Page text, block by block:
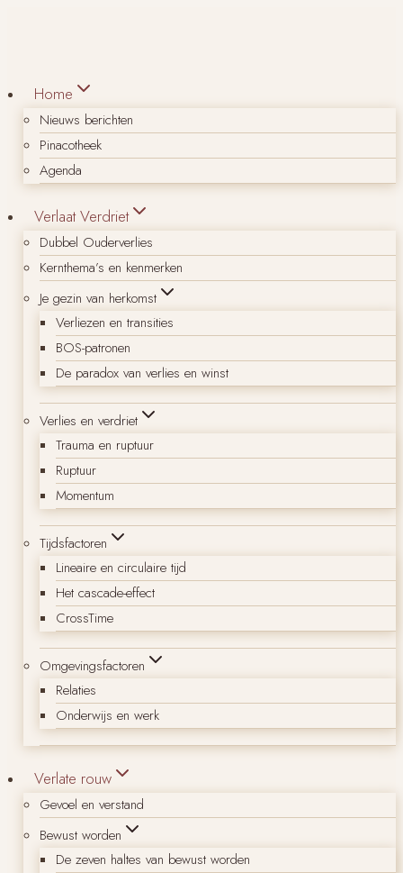
Home
Nieuws berichten
Pinacotheek
Agenda
Verlaat Verdriet
Dubbel Ouderverlies
Kernthema’s en kenmerken
Je gezin van herkomst
Verliezen en transities
BOS-patronen
De paradox van verlies en winst
Verlies en verdriet
Trauma en ruptuur
Ruptuur
Momentum
Tijdsfactoren
Lineaire en circulaire tijd
Het cascade-effect
CrossTime
Omgevingsfactoren
Relaties
Onderwijs en werk
Verlate rouw
Gevoel en verstand
Bewust worden
De zeven haltes van bewust worden